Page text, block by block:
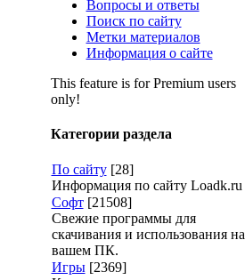
Вопросы и ответы
Поиск по сайту
Метки материалов
Информация о сайте
This feature is for Premium users
only!
Категории раздела
По сайту [28]
Информация по сайту Loadk.ru
Софт [21508]
Свежие программы для
скачивания и использования на
вашем ПК.
Игры [2369]